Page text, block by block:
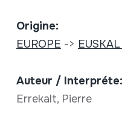
Origine:
EUROPE ->
Auteur / Interpréte:
Errekalt, Pierre